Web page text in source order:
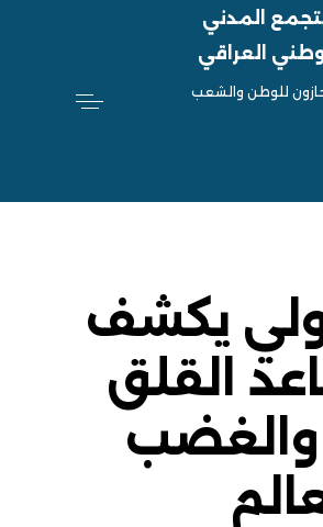
المدني
العراقي
للوطن والشعب
يكشف
القلق
والغضب